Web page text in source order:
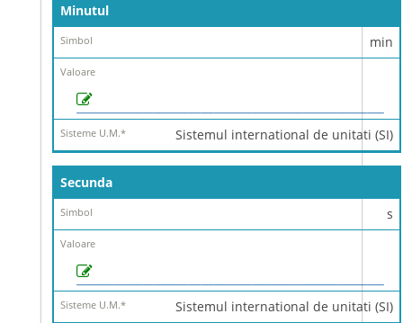
Minutul
min
Sistemul international de unitati (SI)
Secunda
s
Sistemul international de unitati (SI)